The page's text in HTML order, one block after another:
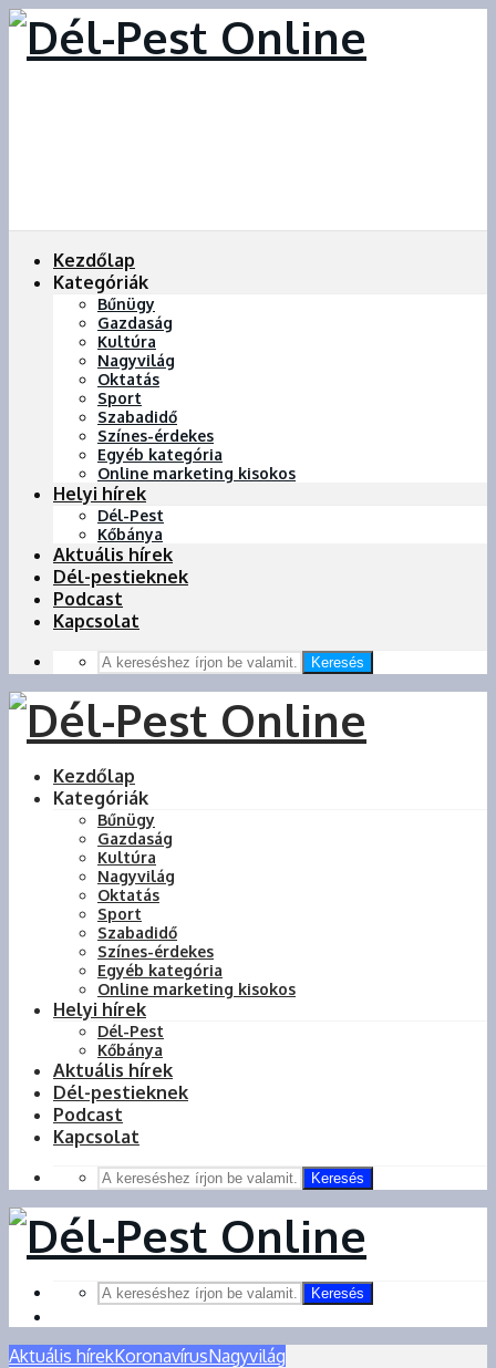
Kezdőlap
Kategóriák
Bűnügy
Gazdaság
Kultúra
Nagyvilág
Oktatás
Sport
Szabadidő
Színes-érdekes
Egyéb kategória
Online marketing kisokos
Helyi hírek
Dél-Pest
Kőbánya
Aktuális hírek
Dél-pestieknek
Podcast
Kapcsolat
Keresés
Kezdőlap
Kategóriák
Bűnügy
Gazdaság
Kultúra
Nagyvilág
Oktatás
Sport
Szabadidő
Színes-érdekes
Egyéb kategória
Online marketing kisokos
Helyi hírek
Dél-Pest
Kőbánya
Aktuális hírek
Dél-pestieknek
Podcast
Kapcsolat
Keresés
Keresés
Aktuális hírekKoronavírusNagyvilág